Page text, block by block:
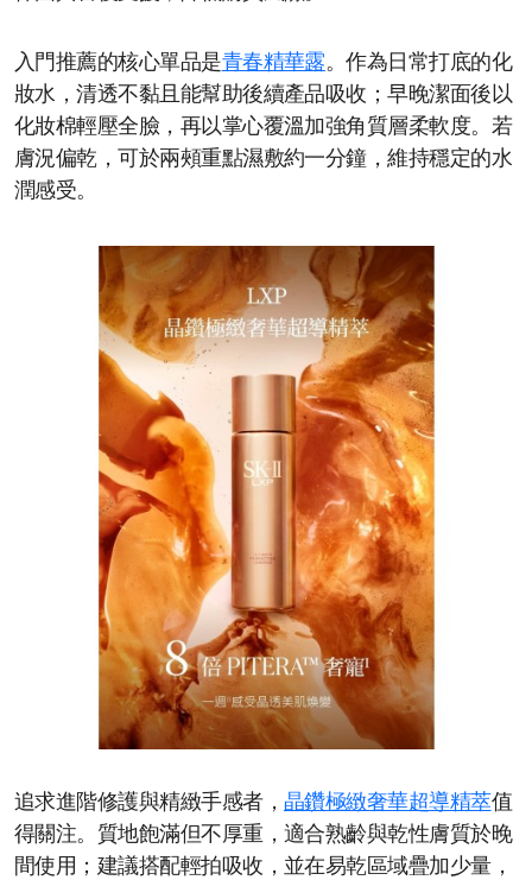
入門推薦的核心單品是青春精華露。作為日常打底的化
妝水，清透不黏且能幫助後續產品吸收；早晚潔面後以
化妝棉輕壓全臉，再以掌心覆溫加強角質層柔軟度。若
膚況偏乾，可於兩頰重點濕敷約一分鐘，維持穩定的水
潤感受。
追求進階修護與精緻手感者， 晶鑽極緻奢華超導精萃值
得關注。質地飽滿但不厚重，適合熟齡與乾性膚質於晚
間使用；建議搭配輕拍吸收，並在易乾區域疊加少量，